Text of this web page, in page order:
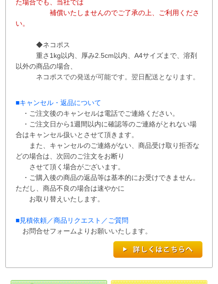
た場合でも、当社では
補償いたしませんのでご了承の上、ご利用くださ
い。
◆ネコポス
重さ1kg以内、
厚み2.5cm以内、A4サイズまで、溶剤
以外の商品の場合、
ネコポスでの発送が可能です。 翌日配送となります。
■キャンセル・返品について
・ご注文後のキャンセルは電話でご連絡ください。
・ご注文日から1週間以内に確認等のご連絡がとれない場
合はキャンセル扱いとさせて頂き ます。
また、 キャンセルのご連絡がない、商品受け取り拒否な
どの場合は、次回のご注文をお断り
させて頂く場合がございます。
・ご購入後の商品の返品等は基本的にお受けできません。
ただし、商品不良の場合は速やかに
お取り替えいたします。
■見積依頼／商品リクエスト／ご質問
お問合せフォームよりお願いいたします。